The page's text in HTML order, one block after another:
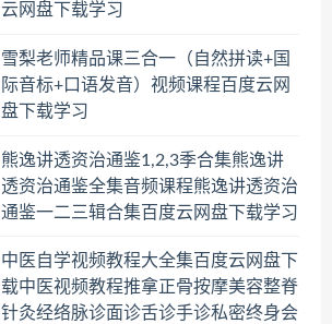
云网盘下载学习
雪梨老师精品课三合一（自然拼读+国
际音标+口语发音）视频课程百度云网
盘下载学习
熊逸讲透资治通鉴1,2,3季合集熊逸讲
透资治通鉴全集音频课程熊逸讲透资治
通鉴一二三辑合集百度云网盘下载学习
中医自学视频教程大全集百度云网盘下
载中医视频教程推拿正骨按摩美容整脊
针灸经络脉诊面诊舌诊手诊私密终身会